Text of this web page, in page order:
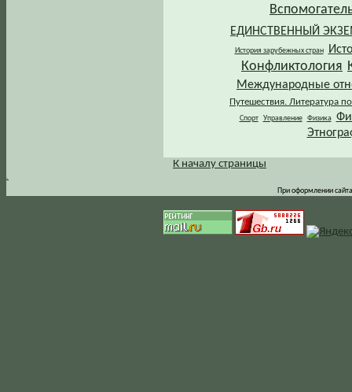
ЕДИНСТВЕННЫЙ
История зарубежных стран
Конфликтология
Международные
Путешествия. Литература
Спорт Управление Физика
.
К началу страницы
При оформлении